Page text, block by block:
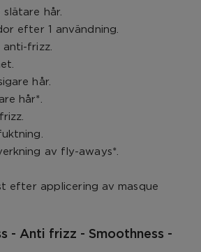
hår.
efter 1 användning.
anti-frizz.
hår.
hår*.
av fly-aways*.
efter applicering av masque
- Anti frizz - Smoothness -